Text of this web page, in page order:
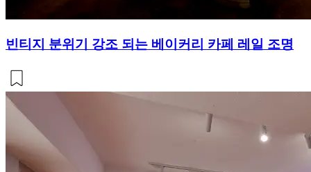
빈티지 분위기 강조 되는 베이커리 카페 레일 조명